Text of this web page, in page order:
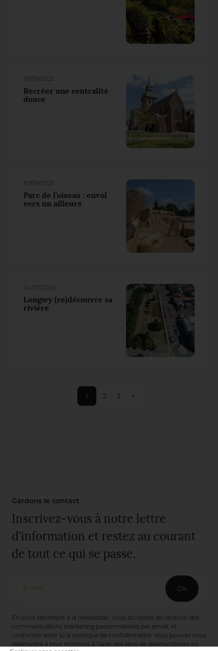
18/09/2025
Recréer une centralité
douce
10/09/2025
Parc de l’oiseau : envol
vers un ailleurs
04/07/2025
Longwy (re)découvre sa
rivière
1 2 3 >
Gardons le contact
Inscrivez-vous à notre lettre
d'information et restez au courant
de tout ce qui se passe.
E-mail * Ok
En vous abonnant à la newsletter, vous acceptez de recevoir des
communications marketing personnalisées par email, et
confirmez avoir lu la politique de confidentialité. Vous pouvez vous
désinscrire à tout moment à l’aide des liens de désinscription ou